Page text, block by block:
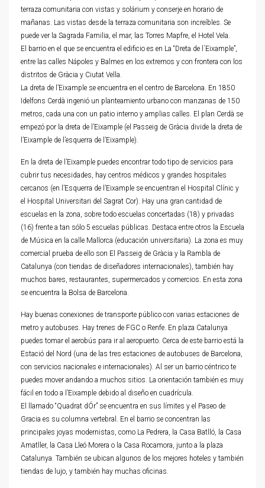
terraza comunitaria con vistas y solárium y conserje en horario de
mañanas. Las vistas desde la terraza comunitaria son increíbles. Se
puede ver la Sagrada Familia, el mar, las Torres Mapfre, el Hotel Vela.
El barrio en el que se encuentra el edificio es en La “Dreta de l´Eixample”,
entre las calles Nápoles y Balmes en los extremos y con frontera con los
distritos de Gràcia y Ciutat Vella.
La dreta de l’Eixample se encuentra en el centro de Barcelona. En 1850
Idelfons Cerdà ingenió un planteamiento urbano con manzanas de 150
metros, cada una con un patio interno y amplias calles. El plan Cerdà se
empezó por la dreta de l’Eixample (el Passeig de Gràcia divide la dreta de
l’Eixample de l’esquerra de l’Eixample).
En la dreta de l’Eixample puedes encontrar todo tipo de servicios para
cubrir tus necesidades, hay centros médicos y grandes hospitales
cercanos (en l’Esquerra de l’Eixample se encuentran el Hospital Clínic y
el Hospital Universitari del Sagrat Cor). Hay una gran cantidad de
escuelas en la zona, sobre todo escuelas concertadas (18) y privadas
(16) frente a tan sólo 5 escuelas públicas. Destaca entre otros la Escuela
de Música en la calle Mallorca (educación universitaria). La zona es muy
comercial prueba de ello son El Passeig de Gràcia y la Rambla de
Catalunya (con tiendas de diseñadores internacionales), también hay
muchos bares, restaurantes, supermercados y comercios. En esta zona
se encuentra la Bolsa de Barcelona.
Hay buenas conexiones de transporte público con varias estaciones de
metro y autobuses. Hay trenes de FGC o Renfe. En plaza Catalunya
puedes tomar el aerobús para ir al aeropuerto. Cerca de este barrio está la
Estació del Nord (una de las tres estaciones de autobuses de Barcelona,
con servicios nacionales e internacionales). Al ser un barrio céntrico te
puedes mover andando a muchos sitios. La orientación también es muy
fácil en todo a l’Eixample debido al diseño en cuadrícula.
El llamado “Quadrat dÓr” se encuentra en sus límites y el Paseo de
Gracia es su columna vertebral. En el barrio se concentran las
principales joyas modernistas, como La Pedrera, la Casa Batlló, la Casa
Amatller, la Casa Lleó Morera o la Casa Rocamora, junto a la plaza
Catalunya. También se ubican algunos de los mejores hoteles y también
tiendas de lujo, y también hay muchas oficinas.